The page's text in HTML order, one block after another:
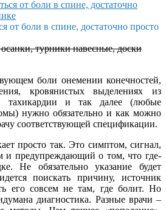
от боли в спине, достаточно просто
турники навесные, доски
боли онемении конечностей,
кровянистых выделениях из
тахикардии и так далее (любые
нужно обязательно и как можно
соответствующей спецификации.
просто так. Это симптом, сигнал,
и предупреждающий о том, что где-
Не обязательно указание будет
поискать причину, источник
его совсем не там, где болит. Но
диагностика. Разные врачи –